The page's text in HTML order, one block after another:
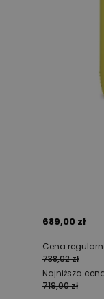
689,00 zł
Cena
738,02 zł
Najniższa
719,00 zł